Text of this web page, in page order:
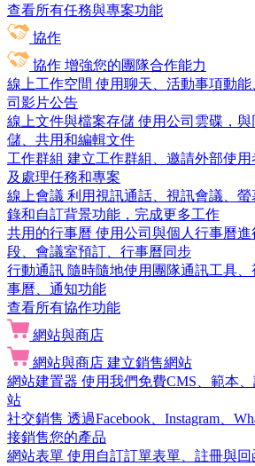
查看所有任務與專案功能
協作
協作 增強您的團隊合作能力
線上工作空間 使用聊天、活動事項動
司影片公告
線上文件與檔案存儲 使用公司雲碟，
儲、共用和編輯文件
工作群組 建立工作群組、邀請外部使
及處理任務和專案
線上會議 利用視訊通話、視訊會議、
錄和自訂背景功能，完成更多工作
共用的行事曆 使用公司與個人行事曆
段、會議室預訂、行事曆同步
行動通訊 隨時隨地使用團隊通訊工具
事曆、通知功能
查看所有協作功能
網站與商店
網站與商店 建立銷售網站
網站建置器 使用我們免費CMS、範本
站
社交銷售 透過Facebook、Instagram、
接銷售您的產品
網站表單 使用自訂訂單表單、註冊與